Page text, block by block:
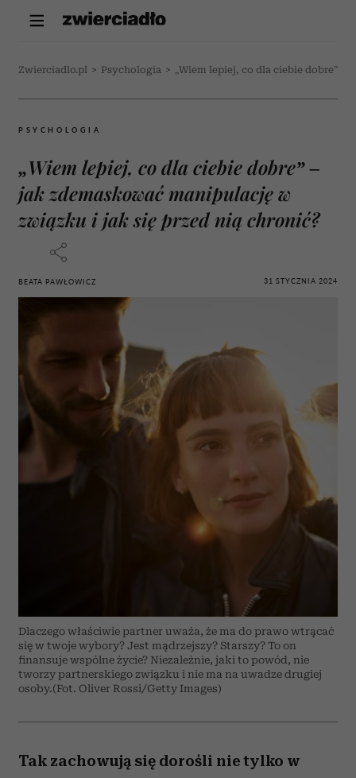
Zwierciadlo.pl > Psychologia > „Wiem lepiej, co dla ciebie dobre” –
PSYCHOLOGIA
„Wiem lepiej, co dla ciebie dobre” –
jak zdemaskować manipulację w
związku i jak się przed nią chronić?
BEATA PAWŁOWICZ 31 STYCZNIA 2024
Dlaczego właściwie partner uważa, że ma do prawo wtrącać
się w twoje wybory? Jest mądrzejszy? Starszy? To on
finansuje wspólne życie? Niezależnie, jaki to powód, nie
tworzy partnerskiego związku i nie ma na uwadze drugiej
osoby.(Fot. Oliver Rossi/Getty Images)
Tak zachowują się dorośli nie tylko w